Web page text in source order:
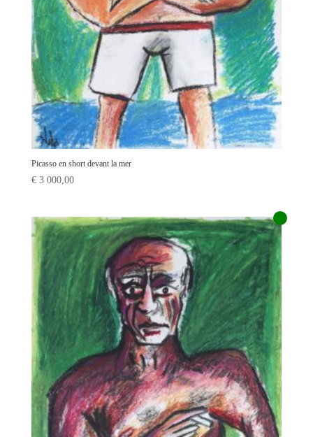
Picasso en short devant la mer
€3 000,00